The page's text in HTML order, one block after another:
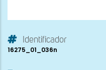
Identificador
16275_01_036n